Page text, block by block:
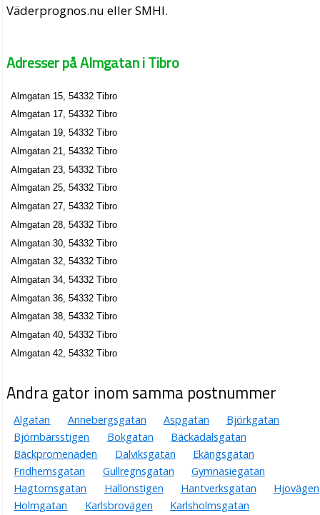
Väderprognos.nu eller SMHI.
Adresser på Almgatan i Tibro
Almgatan 15, 54332 Tibro
Almgatan 17, 54332 Tibro
Almgatan 19, 54332 Tibro
Almgatan 21, 54332 Tibro
Almgatan 23, 54332 Tibro
Almgatan 25, 54332 Tibro
Almgatan 27, 54332 Tibro
Almgatan 28, 54332 Tibro
Almgatan 30, 54332 Tibro
Almgatan 32, 54332 Tibro
Almgatan 34, 54332 Tibro
Almgatan 36, 54332 Tibro
Almgatan 38, 54332 Tibro
Almgatan 40, 54332 Tibro
Almgatan 42, 54332 Tibro
Andra gator inom samma postnummer
Algatan Annebergsgatan Aspgatan
Björkgatan
Björnbärsstigen
Bokgatan
Bäckadalsgatan
Bäckpromenaden
Dalviksgatan
Ekängsgatan
Fridhemsgatan
Gullregnsgatan
Gymnasiegatan
Hagtornsgatan
Hallonstigen Hantverksgatan
Hjovägen
Holmgatan
Karlsbrovägen
Karlsholmsgatan